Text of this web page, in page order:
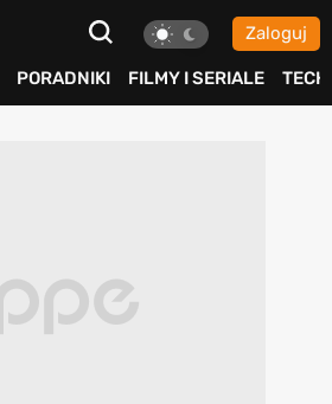
Zaloguj
PORADNIKI FILMY I SERIALE TECH